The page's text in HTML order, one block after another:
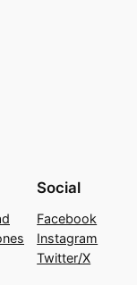
Social
Facebook
Instagram
Twitter/X